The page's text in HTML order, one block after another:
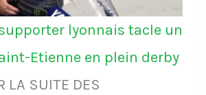
supporter lyonnais tacle un
Etienne en plein derby
LA SUITE DES